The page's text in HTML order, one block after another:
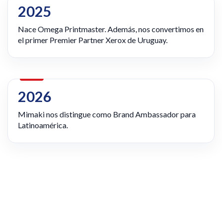
2025
Nace Omega Printmaster. Además, nos convertimos en
el primer Premier Partner Xerox de Uruguay.
2026
Mimaki nos distingue como Brand Ambassador para
Latinoamérica.